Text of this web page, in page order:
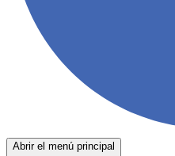
Abrir el menú principal